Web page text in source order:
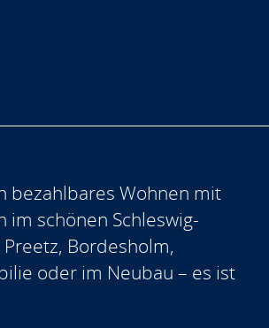
bezahlbares Wohnen mit
schönen Schleswig-
Bordesholm,
oder im Neubau – es ist